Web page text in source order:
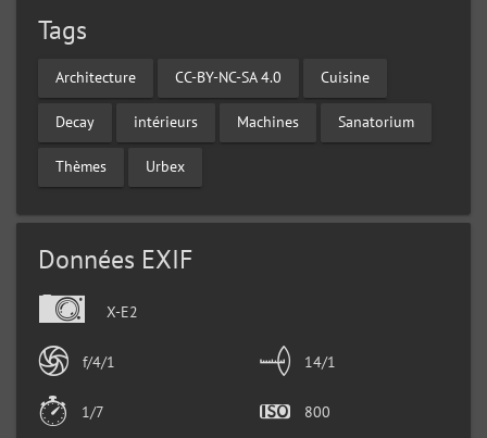
Tags
Architecture CC-BY-NC-SA 4.0 Cuisine
Decay intérieurs Machines Sanatorium
Thèmes Urbex
Données EXIF
X-E2
f/4/1 14/1
1/7 800